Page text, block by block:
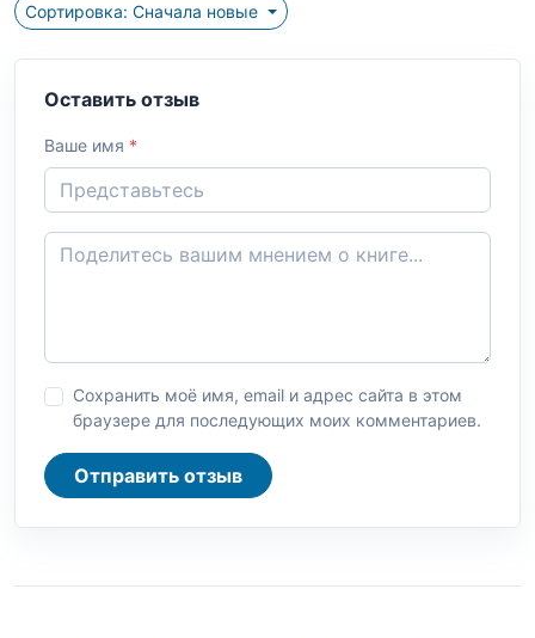
Сортировка: Сначала новые
Оставить отзыв
Ваше имя *
Сохранить моё имя, email и адрес сайта в этом
браузере для последующих моих комментариев.
Отправить отзыв